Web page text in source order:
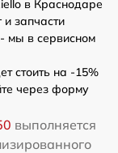
в Краснодаре
запчасти
мы в сервисном
стоить на -15%
через форму
выполняется